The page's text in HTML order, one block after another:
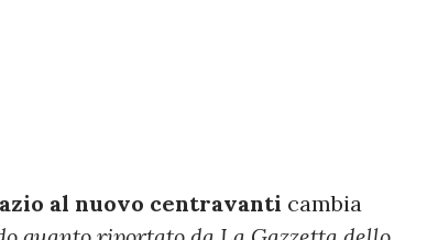
al nuovo centravanti cambia